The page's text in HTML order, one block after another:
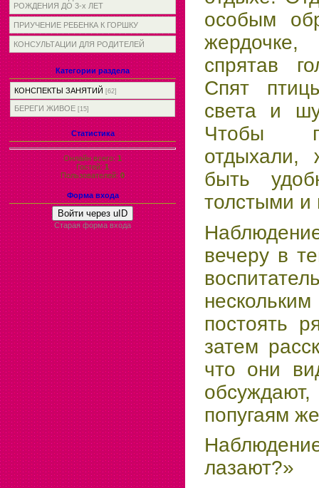
РОЖДЕНИЯ ДО 3-х ЛЕТ
ПРИУЧЕНИЕ РЕБЕНКА К ГОРШКУ
КОНСУЛЬТАЦИИ ДЛЯ РОДИТЕЛЕЙ
Категории раздела
КОНСПЕКТЫ ЗАНЯТИЙ [62]
БЕРЕГИ ЖИВОЕ [15]
Статистика
Онлайн всего:1
Гостей:1
Пользователей:0
Форма входа
Войти через uID
Старая форма входа
особым
жердочке,
спрятав
Спят
света и
Чтобы
отдыхали,
быть
толстыми и
вечеру в
постоять
затем
что они
попугаям
лазают?»